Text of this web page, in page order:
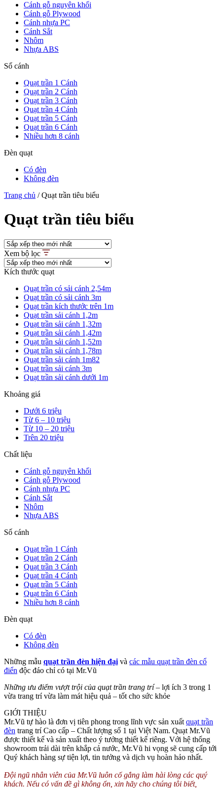
Cánh gỗ nguyên khối
Cánh gỗ Plywood
Cánh nhựa PC
Cánh Sắt
Nhôm
Nhựa ABS
Số cánh
Quạt trần 1 Cánh
Quạt trần 2 Cánh
Quạt trần 3 Cánh
Quạt trần 4 Cánh
Quạt trần 5 Cánh
Quạt trần 6 Cánh
Nhiều hơn 8 cánh
Đèn quạt
Có đèn
Không đèn
Trang chủ /Quạt trần tiêu biểu
Quạt trần tiêu biểu
Xem bộ lọc
Kích thước quạt
Quạt trần có sải cánh 2,54m
Quạt trần có sải cánh 3m
Quạt trần kích thước trên 1m
Quạt trần sải cánh 1,2m
Quạt trần sải cánh 1,32m
Quạt trần sải cánh 1,42m
Quạt trần sải cánh 1,52m
Quạt trần sải cánh 1,78m
Quạt trần sải cánh 1m82
Quạt trần sải cánh 3m
Quạt trần sải cánh dưới 1m
Khoảng giá
Dưới 6 triệu
Từ 6 – 10 triệu
Từ 10 – 20 triệu
Trên 20 triệu
Chất liệu
Cánh gỗ nguyên khối
Cánh gỗ Plywood
Cánh nhựa PC
Cánh Sắt
Nhôm
Nhựa ABS
Số cánh
Quạt trần 1 Cánh
Quạt trần 2 Cánh
Quạt trần 3 Cánh
Quạt trần 4 Cánh
Quạt trần 5 Cánh
Quạt trần 6 Cánh
Nhiều hơn 8 cánh
Đèn quạt
Có đèn
Không đèn
Những mẫu quạt trần đèn hiện đại và các mẫu quạt trần đèn cổ
điển độc đáo chỉ có tại Mr.Vũ
Những ưu điểm vượt trội của quạt trần trang trí– lợi ích 3 trong 1
vừa trang trí vừa làm mát hiệu quả – tốt cho sức khỏe
GIỚI THIỆU
Mr.Vũ tự hào là đơn vị tiên phong trong lĩnh vực sản xuất quạt trần
đèn trang trí Cao cấp – Chất lượng số 1 tại Việt Nam. Quạt Mr.Vũ
được thiết kế và sản xuất theo ý tưởng thiết kế riêng. Với hệ thống
showroom trải dài trên khắp cả nước, Mr.Vũ hi vọng sẽ cung cấp tới
Quý khách hàng sự tiện lợi, tin tưởng và dịch vụ hoàn hảo nhất.
Đội ngũ nhân viên của Mr.Vũ luôn cố gắng làm hài lòng các quý
khách. Nếu có vấn đề gì không ổn, xin hãy cho chúng tôi biết,